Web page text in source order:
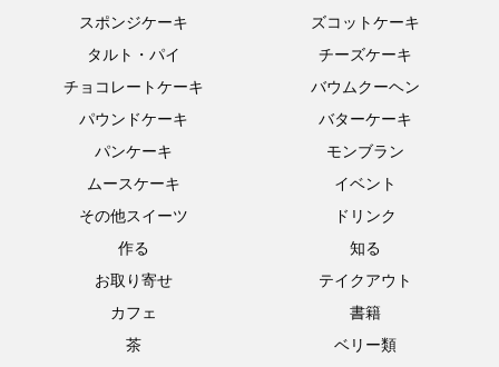
スポンジケーキ
ズコットケーキ
タルト・パイ
チーズケーキ
チョコレートケーキ
バウムクーヘン
パウンドケーキ
バターケーキ
パンケーキ
モンブラン
ムースケーキ
イベント
その他スイーツ
ドリンク
作る
知る
お取り寄せ
テイクアウト
カフェ
書籍
茶
ベリー類